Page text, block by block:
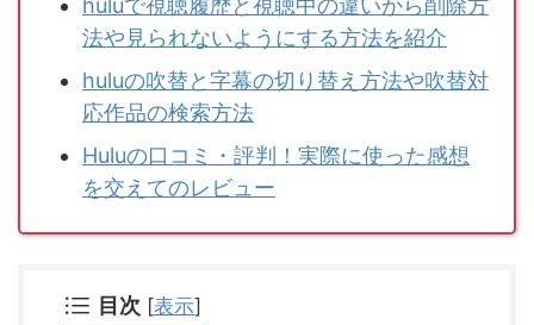
法や見られないようにする方法を紹介
huluの吹替と字幕の切り替え方法や吹替対
応作品の検索方法
Huluの口コミ・評判！実際に使った感想
を交えてのレビュー
目次 [表示]